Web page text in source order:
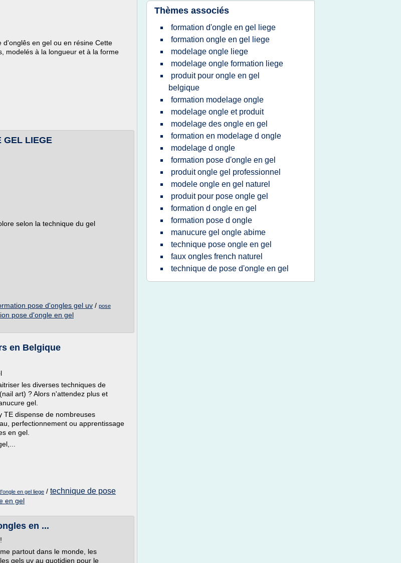
d'onglês en gel ou en résine Cette
modelés à la longueur et à la forme
GEL LIEGE
selon la technique du gel
pose d'ongles gel uv / pose
pose d'ongle en gel
en Belgique
les diverses techniques de
art) ? Alors n'attendez plus et
gel.
TE dispense de nombreuses
perfectionnement ou apprentissage
en gel.
en gel liege / technique de pose
en gel
en ...
partout dans le monde, les
gels uv au quotidien pour le
Thèmes associés
formation d'ongle en gel liege
formation ongle en gel liege
modelage ongle liege
modelage ongle formation liege
produit pour ongle en gel
belgique
formation modelage ongle
modelage ongle et produit
modelage des ongle en gel
formation en modelage d ongle
modelage d ongle
formation pose d'ongle en gel
produit ongle gel professionnel
modele ongle en gel naturel
produit pour pose ongle gel
formation d ongle en gel
formation pose d ongle
manucure gel ongle abime
technique pose ongle en gel
faux ongles french naturel
technique de pose d'ongle en gel